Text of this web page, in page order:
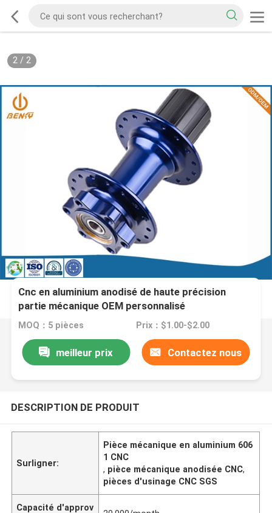
2/ 2
Cnc en aluminium anodisé de haute précision
partie mécanique OEM personnalisé
MOQ：5 pièces Prix：$1.00-$2.00
meilleur prix Contactez nous
DESCRIPTION DE PRODUIT
Surligner:
Pièce mécanique en aluminium 606
1 CNC
, pièce mécanique anodisée CNC,
pièces d'usinage CNC SGS
Capacité d'approv